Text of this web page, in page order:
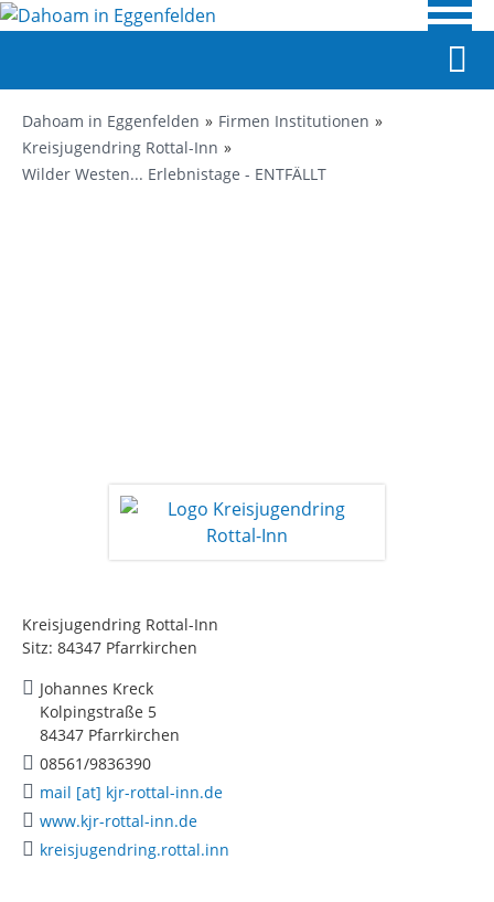
Dahoam in Eggenfelden
Firmen Institutionen
Kreisjugendring Rottal-Inn
Wilder Westen... Erlebnistage - ENTFÄLLT
Kreisjugendring Rottal-Inn
Sitz: 84347 Pfarrkirchen
Johannes Kreck
Kolpingstraße 5
84347 Pfarrkirchen
08561/9836390
mail [at] kjr-rottal-inn.de
www.kjr-rottal-inn.de
kreisjugendring.rottal.inn